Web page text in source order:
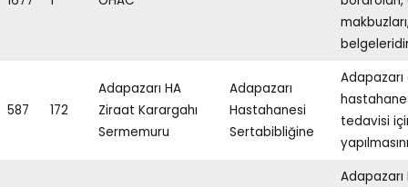
587 172
Adapazarı HA
Ziraat Karargahı
Sermemuru
Adapazarı
Hastahanesi
Sertabibliğine
Adapazarı
tedavisi
Adapazarı